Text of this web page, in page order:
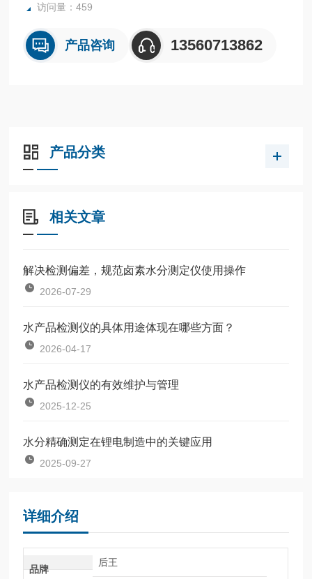
访问量：459
产品咨询 13560713862
产品分类
相关文章
解决检测偏差，规范卤素水分测定仪使用操作
2026-07-29
水产品检测仪的具体用途体现在哪些方面？
2026-04-17
水产品检测仪的有效维护与管理
2025-12-25
水分精确测定在锂电制造中的关键应用
2025-09-27
详细介绍
品牌
后王